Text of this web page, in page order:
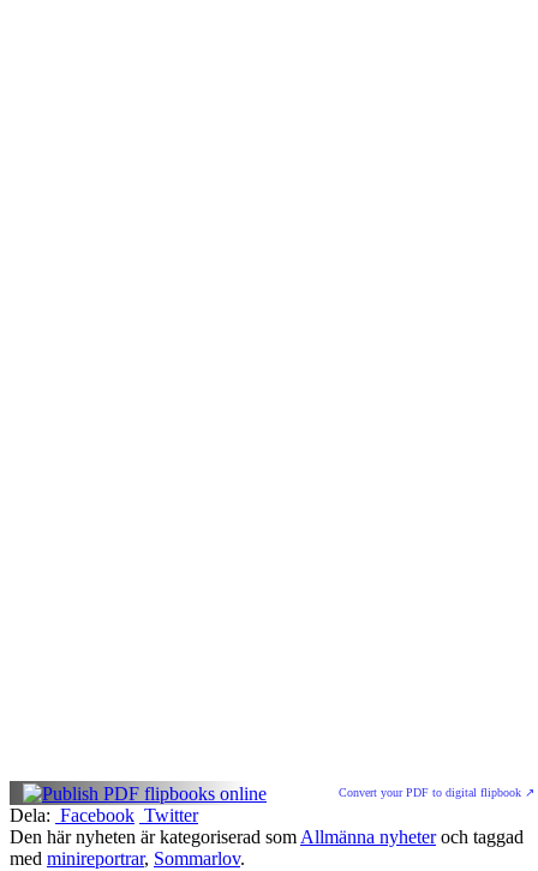
Convert your PDF to digital flipbook ↗
Dela: Facebook Twitter
Den här nyheten är kategoriserad som Allmänna nyheteroch taggad
med minireportrar, Sommarlov.